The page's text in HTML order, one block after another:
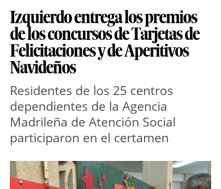
Izquierdo entrega los premios
de los concursos de Tarjetas de
Felicitaciones y de Aperitivos
Navideños
Residentes de los 25 centros
dependientes de la Agencia
Madrileña de Atención Social
participaron en el certamen